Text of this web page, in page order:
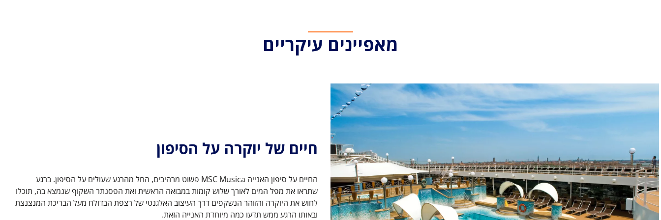
מאפיינים עיקריים
חיים של יוקרה על הסיפון
החיים על סיפון האנייה MSC Musica פשוט מרהיבים, החל מהרגע שעולים על הסיפון. ברגע
שתראו את מפל המים לאורך שלוש קומות במבואה הראשית ואת הפסנתר השקוף שנמצא בה, תוכלו
לחוש את היוקרה והזוהר הנשקפים דרך העיצוב האלגנטי של רצפת הבדולח מעל הבריכת המנצנצת
ובאותו הרגע ממש תדעו כמה מיוחדת האנייה הזאת.